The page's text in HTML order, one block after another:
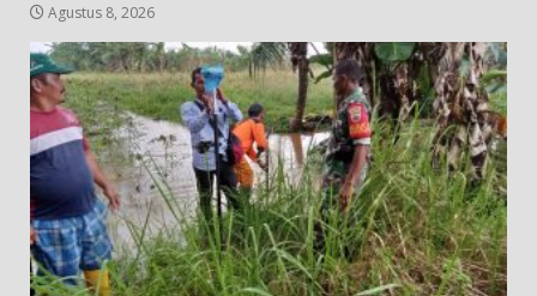
Agustus 8, 2026